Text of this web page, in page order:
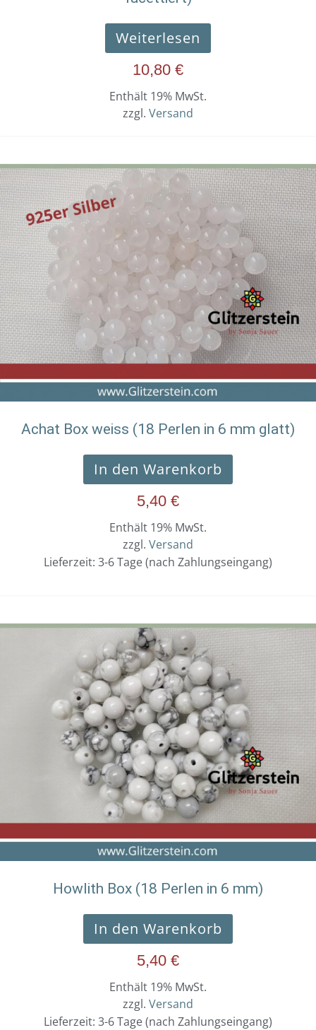
Weiterlesen
10,80 €
Enthält 19% MwSt.
zzgl. Versand
Achat Box weiss (18 Perlen in 6 mm glatt)
In den Warenkorb
5,40 €
Enthält 19% MwSt.
zzgl. Versand
Lieferzeit: 3-6 Tage (nach Zahlungseingang)
Howlith Box (18 Perlen in 6 mm)
In den Warenkorb
5,40 €
Enthält 19% MwSt.
zzgl. Versand
Lieferzeit: 3-6 Tage (nach Zahlungseingang)